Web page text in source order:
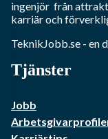
ingenjör från
karriär och
TeknikJobb.se - en
Tjänster
Jobb